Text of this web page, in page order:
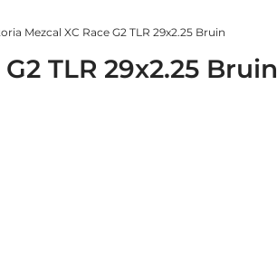
Mezcal XC Race G2 TLR 29x2.25 Bruin
TLR 29x2.25 Bruin